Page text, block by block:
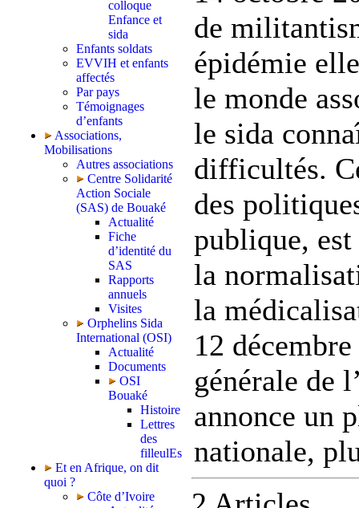
colloque
Enfance et
sida
Enfants soldats
EVVIH et enfants
affectés
Par pays
Témoignages
d’enfants
Associations,
Mobilisations
Autres associations
Centre Solidarité
Action Sociale
(SAS) de Bouaké
Actualité
Fiche
d’identité du
SAS
Rapports
annuels
Visites
Orphelins Sida
International (OSI)
Actualité
Documents
OSI
Bouaké
Histoire
Lettres
des
filleulEs
Et en Afrique, on dit
quoi ?
Côte d’Ivoire
de
épidémie
le monde
le sida
difficultés.
des
publique, est
la
la
12
générale de
annonce un
nationale,